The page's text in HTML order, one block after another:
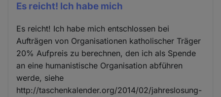
Es reicht! Ich habe mich
Es reicht! Ich habe mich entschlossen bei
Aufträgen von Organisationen katholischer Träger
20% Aufpreis zu berechnen, den ich als Spende
an eine humanistische Organisation abführen
werde, siehe
http://taschenkalender.org/2014/02/jahreslosung-